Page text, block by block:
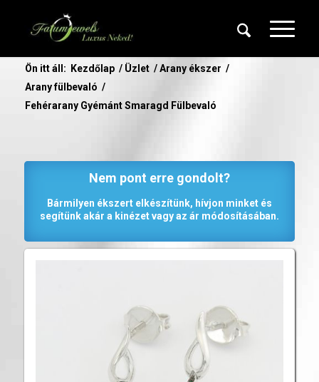
Ön itt áll: Kezdőlap / Üzlet / Arany ékszer /
Arany fülbevaló /
Fehérarany Gyémánt Smaragd Fülbevaló
Nem pont erre gondolt?
Bármilyen ékszert elkészítünk, hívjon minket és
segítünk akár a kinézet vagy az ár módosításában.